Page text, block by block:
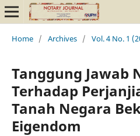
Home / Archives / Vol. 4 No. 1
Tanggung Jawab
Terhadap
Tanah Negara
Eigendom